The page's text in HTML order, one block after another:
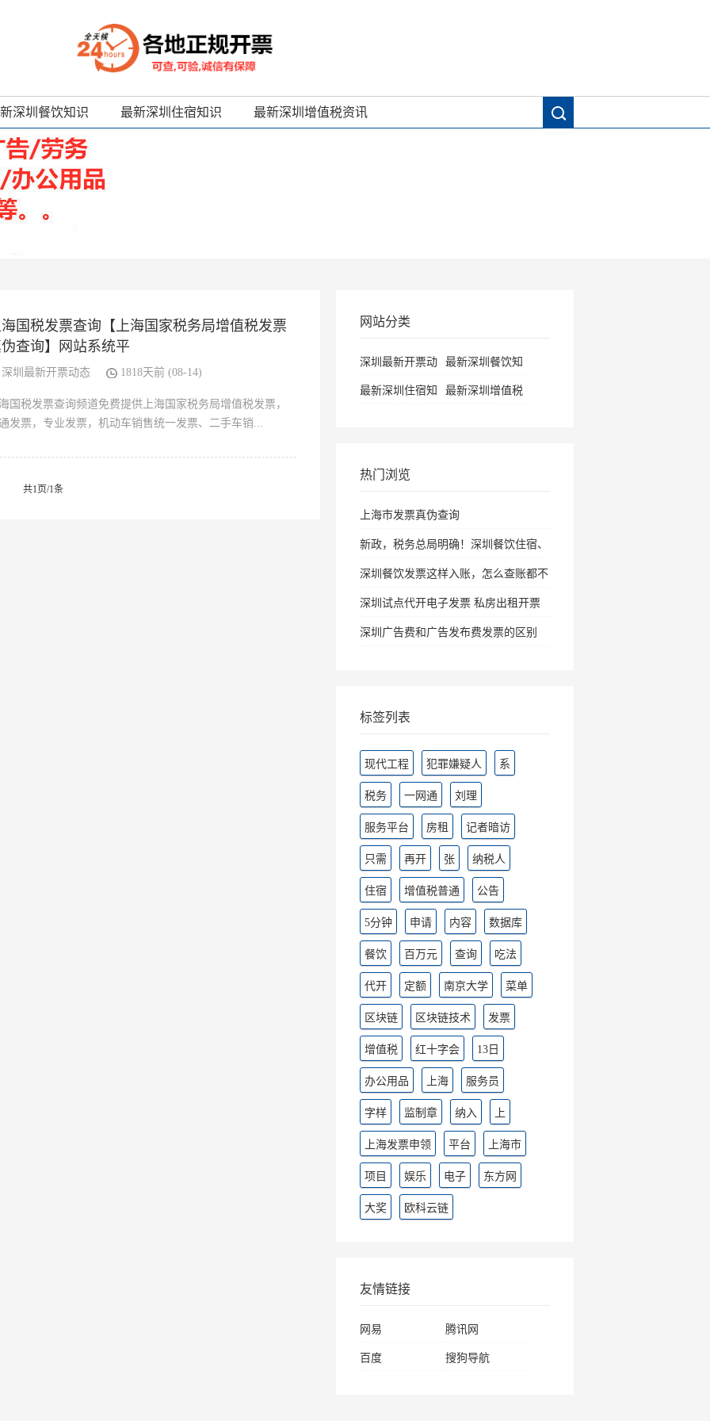
深圳餐饮知识 最新深圳住宿知识 最新深圳增值税资讯
国税发票查询【上海国家税务局增值税发票
查询】网站系统平
深圳最新开票动态 1818天前 (08-14)
国税发票查询频道免费提供上海国家税务局增值税发票，
发票，专业发票，机动车销售统一发票、二手车销...
共1页/1条
网站分类
深圳最新开票动
最新深圳餐饮知
最新深圳住宿知
最新深圳增值税
热门浏览
上海市发票真伪查询
新政，税务总局明确！深圳餐饮住宿、
深圳餐饮发票这样入账，怎么查账都不
深圳试点代开电子发票 私房出租开票
深圳广告费和广告发布费发票的区别
标签列表
现代工程 犯罪嫌疑人 系
税务 一网通 刘理
服务平台 房租 记者暗访
只需 再开 张 纳税人
住宿 增值税普通 公告
5分钟 申请 内容 数据库
餐饮 百万元 查询 吃法
代开 定额 南京大学 菜单
区块链 区块链技术 发票
增值税 红十字会 13日
办公用品 上海 服务员
字样 监制章 纳入 上
上海发票申领 平台 上海市
项目 娱乐 电子 东方网
大奖 欧科云链
友情链接
网易 腾讯网
百度 搜狗导航